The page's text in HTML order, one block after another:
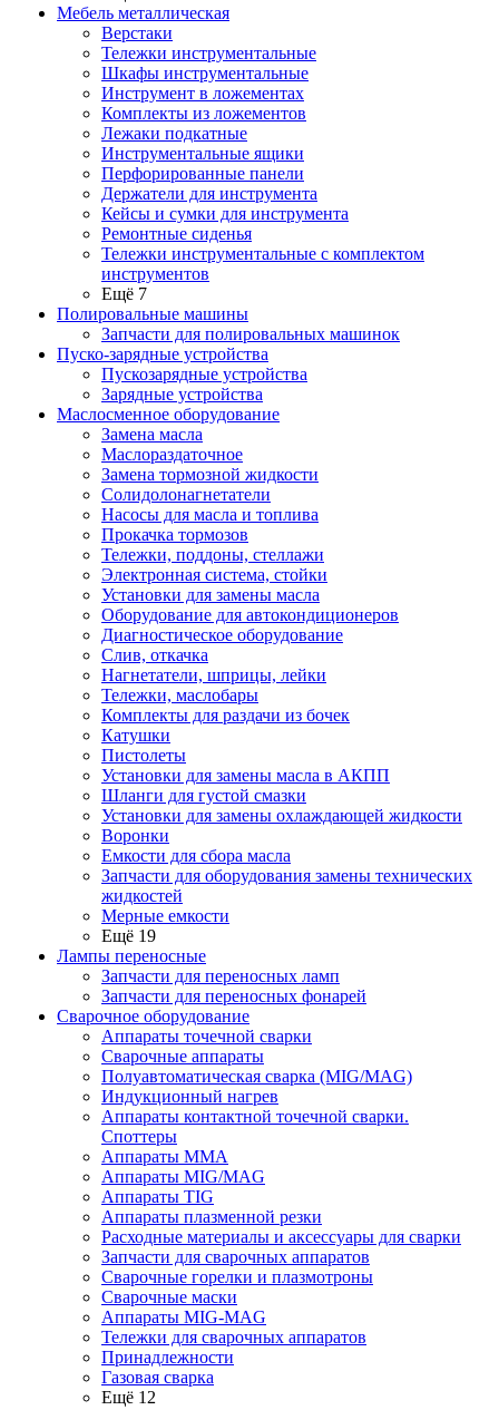
Мебель металлическая
Верстаки
Тележки инструментальные
Шкафы инструментальные
Инструмент в ложементах
Комплекты из ложементов
Лежаки подкатные
Инструментальные ящики
Перфорированные панели
Держатели для инструмента
Кейсы и сумки для инструмента
Ремонтные сиденья
Тележки инструментальные с комплектом
инструментов
Ещё 7
Полировальные машины
Запчасти для полировальных машинок
Пуско-зарядные устройства
Пускозарядные устройства
Зарядные устройства
Маслосменное оборудование
Замена масла
Маслораздаточное
Замена тормозной жидкости
Солидолонагнетатели
Насосы для масла и топлива
Прокачка тормозов
Тележки, поддоны, стеллажи
Электронная система, стойки
Установки для замены масла
Оборудование для автокондиционеров
Диагностическое оборудование
Слив, откачка
Нагнетатели, шприцы, лейки
Тележки, маслобары
Комплекты для раздачи из бочек
Катушки
Пистолеты
Установки для замены масла в АКПП
Шланги для густой смазки
Установки для замены охлаждающей жидкости
Воронки
Емкости для сбора масла
Запчасти для оборудования замены технических
жидкостей
Мерные емкости
Ещё 19
Лампы переносные
Запчасти для переносных ламп
Запчасти для переносных фонарей
Сварочное оборудование
Аппараты точечной сварки
Сварочные аппараты
Полуавтоматическая сварка (MIG/MAG)
Индукционный нагрев
Аппараты контактной точечной сварки.
Споттеры
Аппараты MMA
Аппараты MIG/MAG
Аппараты TIG
Аппараты плазменной резки
Расходные материалы и аксессуары для сварки
Запчасти для сварочных аппаратов
Сварочные горелки и плазмотроны
Сварочные маски
Аппараты MIG-MAG
Тележки для сварочных аппаратов
Принадлежности
Газовая сварка
Ещё 12